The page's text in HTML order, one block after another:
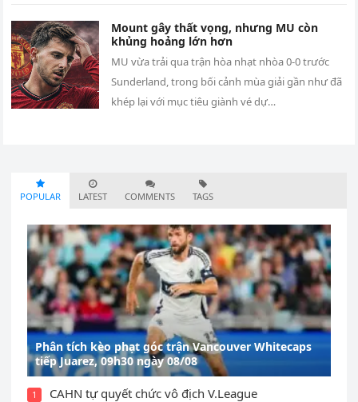
Mount gây thất vọng, nhưng MU còn
khủng hoảng lớn hơn
MU vừa trải qua trận hòa nhạt nhòa 0-0 trước
Sunderland, trong bối cảnh mùa giải gần như đã
khép lại với mục tiêu giành vé dự…
POPULAR LATEST COMMENTS TAGS
Phân tích kèo phạt góc trận Vancouver Whitecaps
tiếp Juarez, 09h30 ngày 08/08
1 CAHN tự quyết chức vô địch V.League